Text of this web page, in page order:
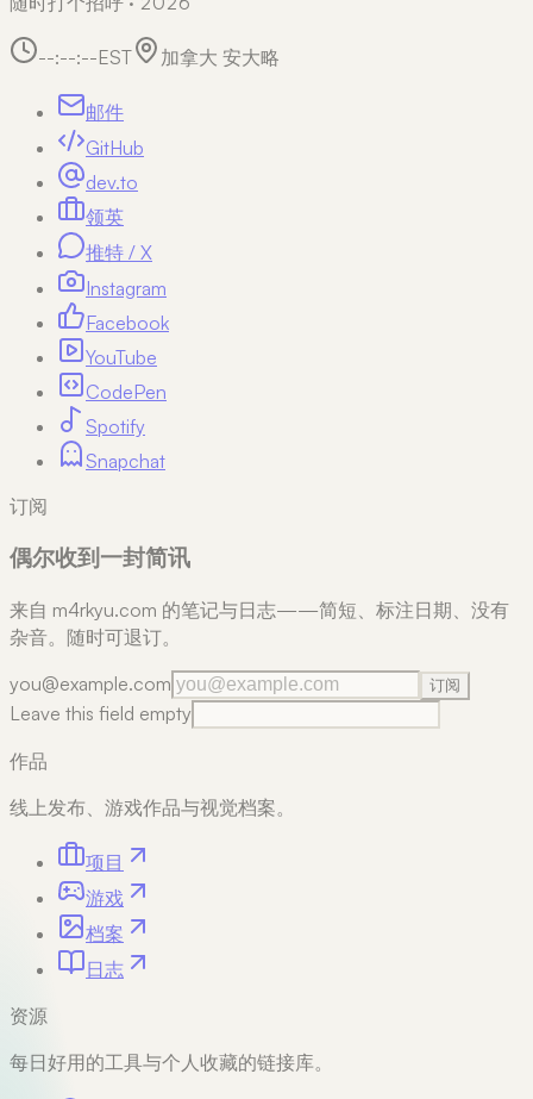
--:--:--EST 加拿大 安大略
邮件
GitHub
dev.to
领英
推特 / X
Instagram
Facebook
YouTube
CodePen
Spotify
Snapchat
订阅
偶尔收到一封简讯
来自 m4rkyu.com 的笔记与日志——简短、标注日期、没有
杂音。随时可退订。
you@example.com
订阅
Leave this field empty
作品
线上发布、游戏作品与视觉档案。
项目
游戏
档案
日志
资源
每日好用的工具与个人收藏的链接库。